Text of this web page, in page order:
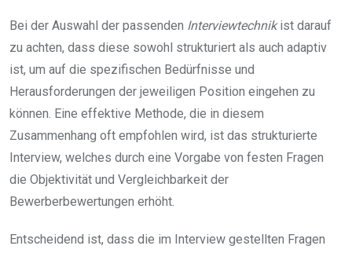
Bei der Auswahl der passenden Interviewtechnikist darauf
zu achten, dass diese sowohl strukturiert als auch adaptiv
ist, um auf die spezifischen Bedürfnisse und
Herausforderungen der jeweiligen Position eingehen zu
können. Eine effektive Methode, die in diesem
Zusammenhang oft empfohlen wird, ist das strukturierte
Interview, welches durch eine Vorgabe von festen Fragen
die Objektivität und Vergleichbarkeit der
Bewerberbewertungen erhöht.
Entscheidend ist, dass die im Interview gestellten Fragen